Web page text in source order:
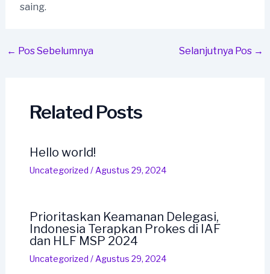
saing.
Post
← Pos Sebelumnya Selanjutnya Pos →
Related Posts
Hello world!
Uncategorized / Agustus 29, 2024
Prioritaskan Keamanan Delegasi,
Indonesia Terapkan Prokes di IAF
dan HLF MSP 2024
Uncategorized / Agustus 29, 2024